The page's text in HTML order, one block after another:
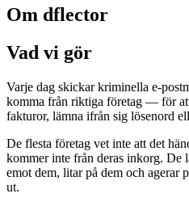
Om dflector
Vad vi gör
Varje dag skickar kriminella e-
komma från riktiga företag — för
fakturor, lämna ifrån sig lösenord
De flesta företag vet inte att det
kommer inte från deras inkorg. De
emot dem, litar på dem och agerar
ut.